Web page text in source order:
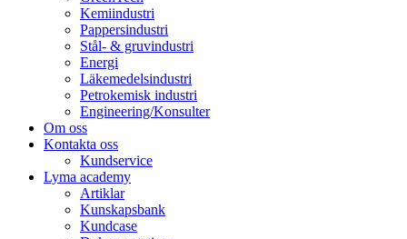
Kemiindustri
Pappersindustri
Stål- & gruvindustri
Energi
Läkemedelsindustri
Petrokemisk industri
Engineering/Konsulter
Om oss
Kontakta oss
Kundservice
Lyma academy
Artiklar
Kunskapsbank
Kundcase